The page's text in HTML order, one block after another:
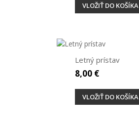
VLOŽIŤ DO KOŠÍKA
Letný prístav
8,00 €
VLOŽIŤ DO KOŠÍKA